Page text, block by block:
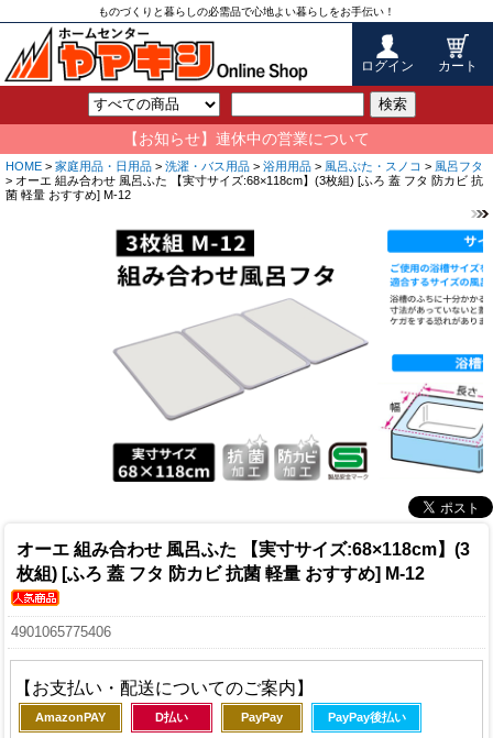
ものづくりと暮らしの必需品で心地よい暮らしをお手伝い！
ログイン カート
検索
【お知らせ】連休中の営業について
HOME > 家庭用品・日用品 > 洗濯・バス用品 > 浴用用品 > 風呂ぶた・スノコ > 風呂フタ
> オーエ 組み合わせ 風呂ふた 【実寸サイズ:68×118cm】(3枚組) [ふろ 蓋 フタ 防カビ 抗
菌 軽量 おすすめ] M-12
オーエ 組み合わせ 風呂ふた 【実寸サイズ:68×118cm】(3
枚組) [ふろ 蓋 フタ 防カビ 抗菌 軽量 おすすめ] M-12
4901065775406
【お支払い・配送についてのご案内】
AmazonPAY D払い PayPay PayPay後払い